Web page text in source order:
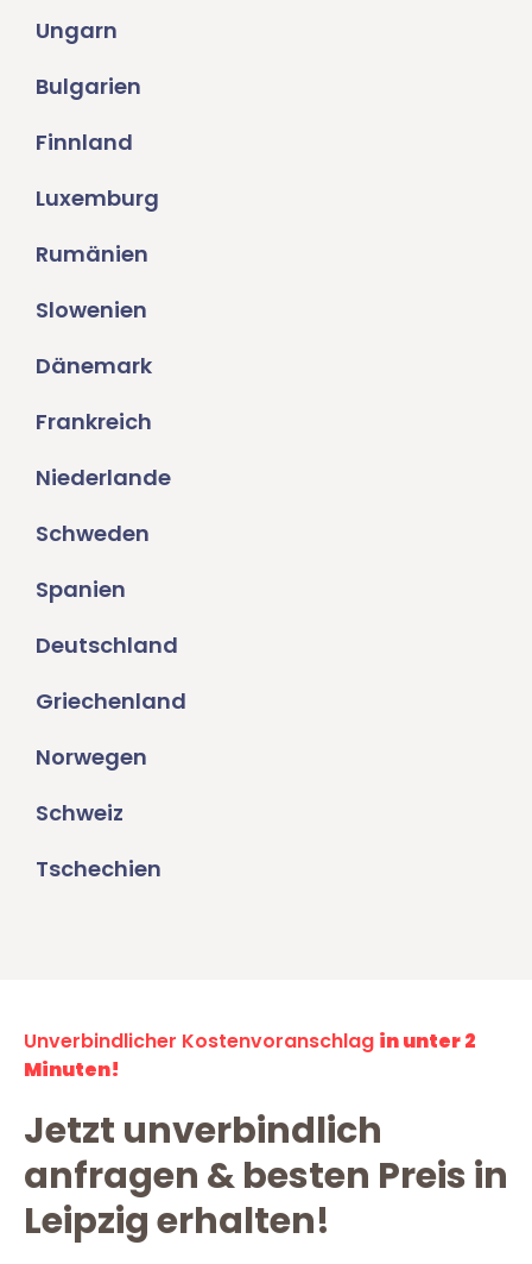
Ungarn
Bulgarien
Finnland
Luxemburg
Rumänien
Slowenien
Dänemark
Frankreich
Niederlande
Schweden
Spanien
Deutschland
Griechenland
Norwegen
Schweiz
Tschechien
Unverbindlicher Kostenvoranschlag in unter 2
Minuten!
Jetzt unverbindlich
anfragen & besten Preis in
Leipzig erhalten!